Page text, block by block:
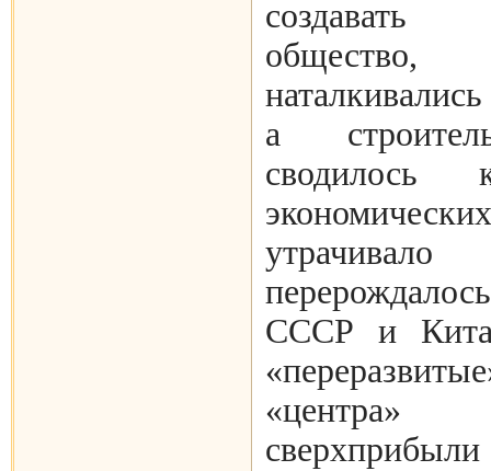
создавать
а
СССР и
«центра»